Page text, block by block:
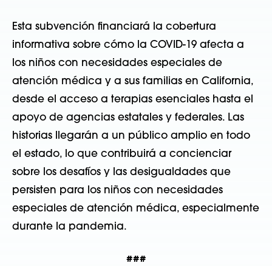
Esta subvención financiará la cobertura
informativa sobre cómo la COVID-19 afecta a
los niños con necesidades especiales de
atención médica y a sus familias en California,
desde el acceso a terapias esenciales hasta el
apoyo de agencias estatales y federales. Las
historias llegarán a un público amplio en todo
el estado, lo que contribuirá a concienciar
sobre los desafíos y las desigualdades que
persisten para los niños con necesidades
especiales de atención médica, especialmente
durante la pandemia.
###